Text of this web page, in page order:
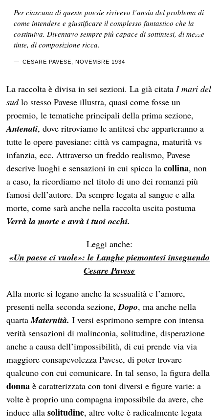
Per ciascuna di queste poesie rivivevo l’ansia del problema di
come intendere e giustificare il complesso fantastico che la
costituiva. Diventavo sempre più capace di sottintesi, di mezze
tinte, di composizione ricca.
CESARE PAVESE, NOVEMBRE 1934
La raccolta è divisa in sei sezioni. La già citataI mari del
sudlo stesso Pavese illustra, quasi come fosse un
proemio, le tematiche principali della prima sezione,
Antenati, dove ritroviamo le antitesi che apparteranno a
tutte le opere pavesiane: città vs campagna, maturità vs
infanzia, ecc. Attraverso un freddo realismo, Pavese
descrive luoghi e sensazioni in cui spicca lacollina, non
a caso, la ricordiamo nel titolo di uno dei romanzi più
famosi dell’autore. Da sempre legata al sangue e alla
morte, come sarà anche nella raccolta uscita postuma
Verrà la morte e avrà i tuoi occhi.
Leggi anche:
«Un paese ci vuole»: le Langhe piemontesi inseguendo
Cesare Pavese
Alla morte si legano anche la sessualità e l’amore,
presenti nella seconda sezione, Dopo, ma anche nella
quartaMaternità. I versi esprimono sempre con intensa
verità sensazioni di malinconia, solitudine, disperazione
anche a causa dell’impossibilità, di cui prende via via
maggiore consapevolezza Pavese, di poter trovare
qualcuno con cui comunicare. In tal senso, la figura della
donna è caratterizzata con toni diversi e figure varie: a
volte è proprio una compagna impossibile da avere, che
induce allasolitudine, altre volte è radicalmente legata